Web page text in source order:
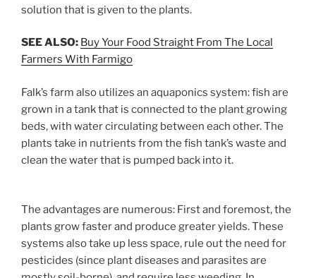
solution that is given to the plants.
SEE ALSO: Buy Your Food Straight From The Local
Farmers With Farmigo
Falk’s farm also utilizes an aquaponics system: fish are
grown in a tank that is connected to the plant growing
beds, with water circulating between each other. The
plants take in nutrients from the fish tank’s waste and
clean the water that is pumped back into it.
The advantages are numerous: First and foremost, the
plants grow faster and produce greater yields. These
systems also take up less space, rule out the need for
pesticides (since plant diseases and parasites are